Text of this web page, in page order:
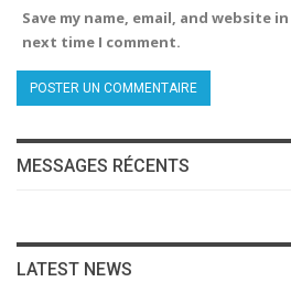
Save my name, email, and website
next time I comment.
MESSAGES RÉCENTS
LATEST NEWS